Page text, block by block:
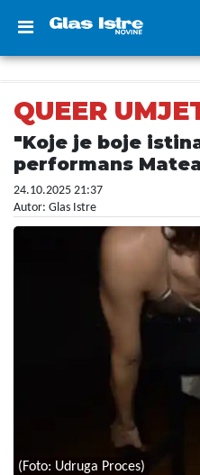
QUEER
"Koje je boje
performans
24.10.2025 21:37
Autor: Glas Istre
(Foto: Udruga Proces)